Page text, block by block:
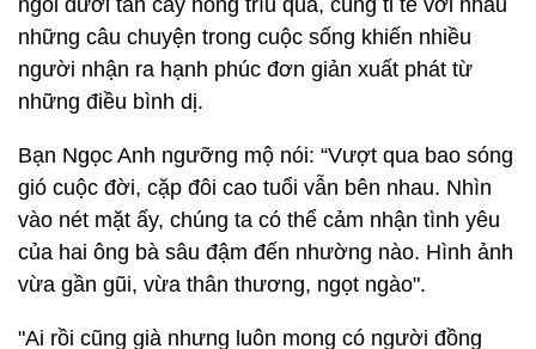
ngồi dưới tán cây hồng trĩu quả, cùng tỉ tê với nhau
những câu chuyện trong cuộc sống khiến nhiều
người nhận ra hạnh phúc đơn giản xuất phát từ
những điều bình dị.
Bạn Ngọc Anh ngưỡng mộ nói: “Vượt qua bao sóng
gió cuộc đời, cặp đôi cao tuổi vẫn bên nhau. Nhìn
vào nét mặt ấy, chúng ta có thể cảm nhận tình yêu
của hai ông bà sâu đậm đến nhường nào. Hình ảnh
vừa gần gũi, vừa thân thương, ngọt ngào".
"Ai rồi cũng già nhưng luôn mong có người đồng